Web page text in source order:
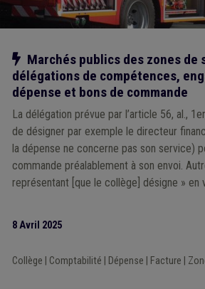
Notre action
Marchés publics des zones de
délégations de compétences,
dépense et bons de commande
La délégation prévue par l’article 56, al.,
de désigner par exemple le directeur
la dépense ne concerne pas son service)
commande préalablement à son envoi.
représentant [que le collège] désigne » en
8 Avril 2025
Collège Comptabilité Dépense Facture